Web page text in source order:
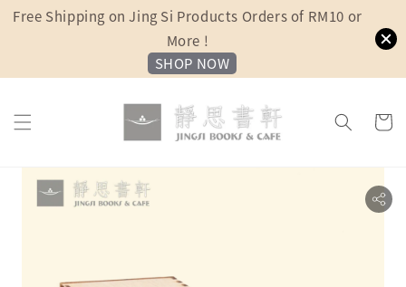
Free Shipping on Jing Si Products Orders of RM10 or
More !
SHOP NOW